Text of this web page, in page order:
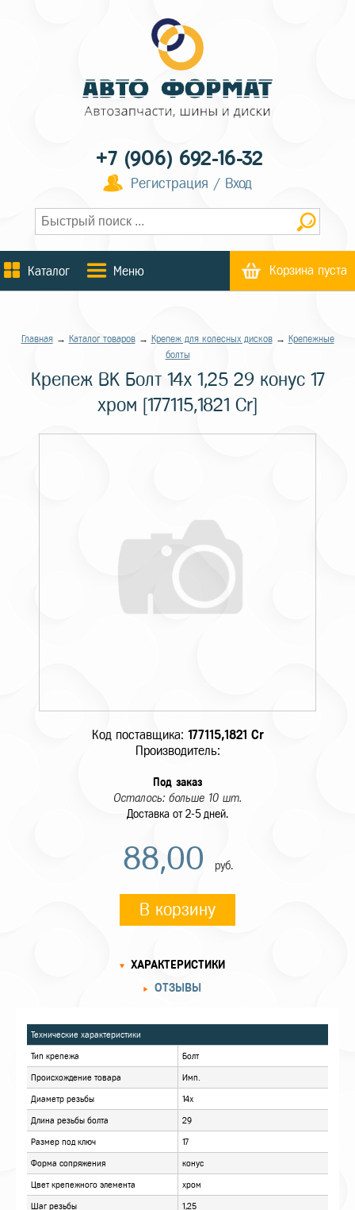
+7 (906) 692-16-32
Регистрация / Вход
Каталог Меню Корзина пуста
Главная→ Каталог товаров→ Крепеж для колесных дисков→ Крепежные
болты
Крепеж BK Болт 14x 1,25 29 конус 17
хром [177115,1821 Cr]
Код поставщика: 177115,1821 Cr
Производитель:
Под заказ
Осталось: больше 10 шт.
Доставка от 2-5 дней.
88,00 руб.
В корзину
ХАРАКТЕРИСТИКИ
ОТЗЫВЫ